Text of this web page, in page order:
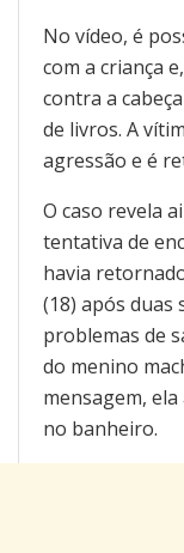
No vídeo, é
com a criança
contra a
de livros. A
agressão e é
O caso revela
tentativa de
havia
(18) após duas
problemas de
do menino
mensagem,
no banheiro.